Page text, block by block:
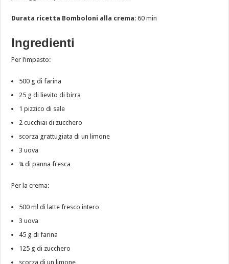
Durata ricetta Bomboloni alla crema: 60 min
Ingredienti
Per l’impasto:
500 g di farina
25 g di lievito di birra
1 pizzico di sale
2 cucchiai di zucchero
scorza grattugiata di un limone
3 uova
¼ di panna fresca
Per la crema:
500 ml di latte fresco intero
3 uova
45 g di farina
125 g di zucchero
scorza di un limone